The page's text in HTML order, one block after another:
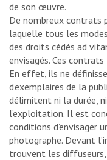
de son œuvre.
De nombreux contrats
laquelle tous les
des droits cédés ad
envisagés. Ces
En effet, ils ne
d’exemplaires de la
délimitent ni la durée,
l’exploitation. Il est
conditions d’envisager
photographe. Devant
trouvent les